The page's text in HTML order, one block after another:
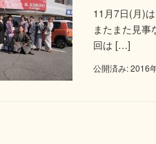
11月7日(月)
またまた見
回は […]
公開済み: 2016